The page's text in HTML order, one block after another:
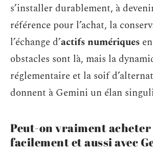
s’installer durablement, à
référence pour l’achat, la
l’échange d’actifs numériques
obstacles sont là, mais la
réglementaire et la soif
donnent à Gemini un élan
Peut-on vraiment
facilement et aussi avec